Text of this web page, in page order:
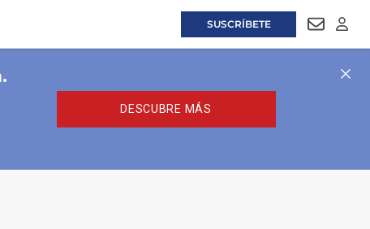
SUSCRÍBETE